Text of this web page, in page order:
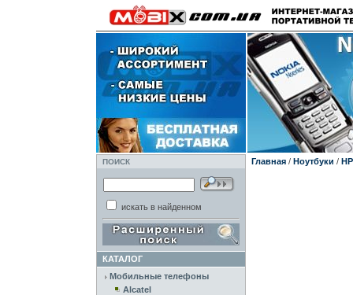
ПОИСК
искать в найденном
КАТАЛОГ
Мобильные телефоны
Alcatel
Главная/ Ноутбуки /